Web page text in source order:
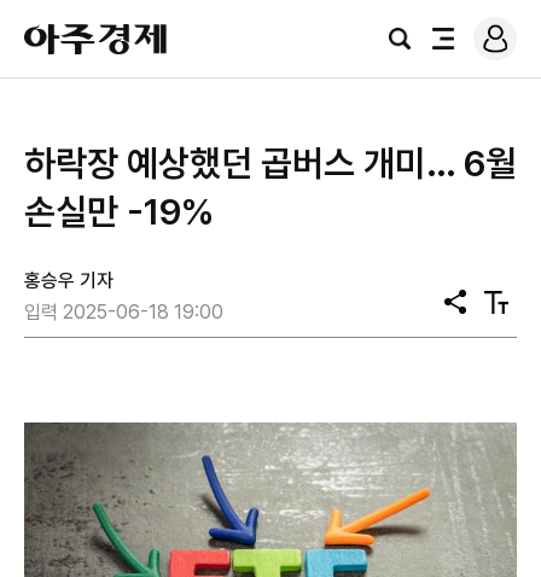
아
주
경
검
전
로
그
하락장 예상했던 곱버스 개미… 6월
손실만 -19%
홍승우 기자
입력 2025-06-18 19:00
공
유
텍
스